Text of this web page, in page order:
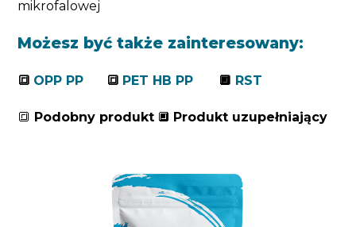
mikrofalowej
Możesz być także zainteresowany:
🔳 OPP PP 🔳 PET HB PP 🔲 RST
🔳 Podobny produkt 🔲 Produkt uzupełniający